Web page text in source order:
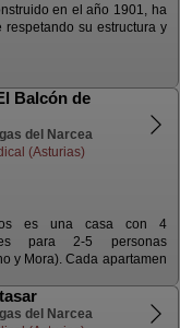
en el año 1901, ha
su estructura y
Balcón de
del Narcea
(Asturias)
es una casa con 4
para 2-5 personas
y Mora). Cada apartamen
del Narcea